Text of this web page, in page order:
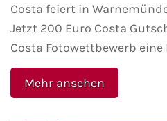
Mein Schiff Transreisen
Mein Schiff Asien
Costa feiert in
Jetzt 200 Euro Costa
Costa Fotowettbewerb
Mehr ansehen